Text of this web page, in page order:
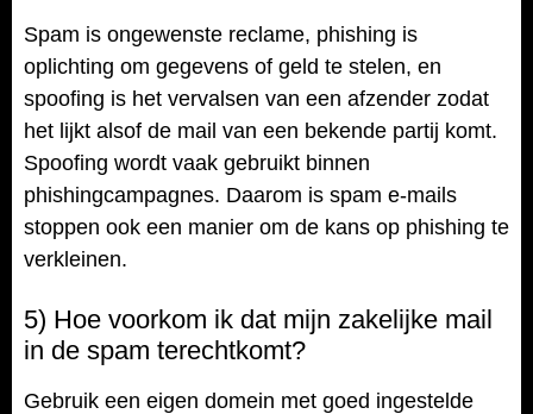
Spam is ongewenste reclame, phishing is
oplichting om gegevens of geld te stelen, en
spoofing is het vervalsen van een afzender zodat
het lijkt alsof de mail van een bekende partij komt.
Spoofing wordt vaak gebruikt binnen
phishingcampagnes. Daarom is spam e-mails
stoppen ook een manier om de kans op phishing te
verkleinen.
5) Hoe voorkom ik dat mijn zakelijke mail
in de spam terechtkomt?
Gebruik een eigen domein met goed ingestelde